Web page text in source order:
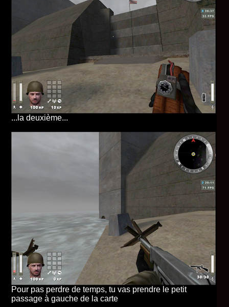
...la deuxième...
Pour pas perdre de temps, tu vas prendre le petit
passage à gauche de la carte